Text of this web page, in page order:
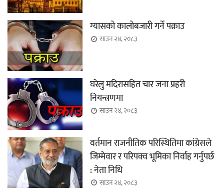
ग्यासको कालोबजारी गर्ने पक्राउ
साउन २४, २०८३
घरेलु मदिरासहित चार जना प्रहरी
नियन्त्रणमा
साउन २४, २०८३
वर्तमान राजनीतिक परिस्थितिमा कांग्रेसले
जिम्मेवार र परिपक्व भूमिका निर्वाह गर्नुपर्छ
: नेता निधि
साउन २४, २०८३